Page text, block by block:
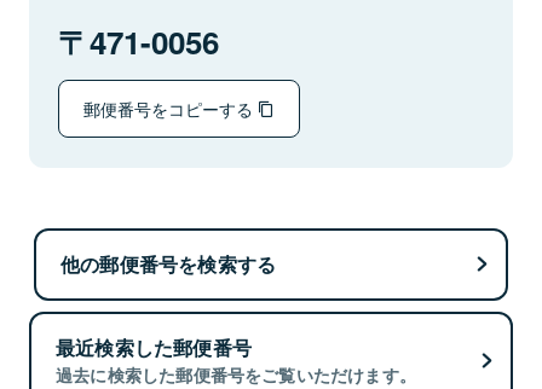
471-0056
郵便番号をコピーする
他の郵便番号を検索する
最近検索した郵便番号
過去に検索した郵便番号をご覧いただけます。